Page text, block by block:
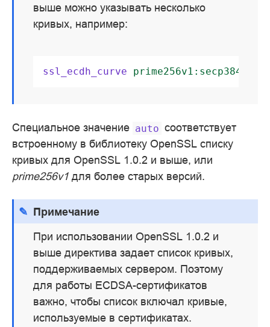
выше можно указывать несколько
кривых, например:
ssl_ecdh_curve prime256v1:secp384r1
Специальное значение auto соответствует
встроенному в библиотеку OpenSSL списку
кривых для OpenSSL 1.0.2 и выше, или
prime256v1 для более старых версий.
Примечание
При использовании OpenSSL 1.0.2 и
выше директива задает список кривых,
поддерживаемых сервером. Поэтому
для работы ECDSA-сертификатов
важно, чтобы список включал кривые,
используемые в сертификатах.